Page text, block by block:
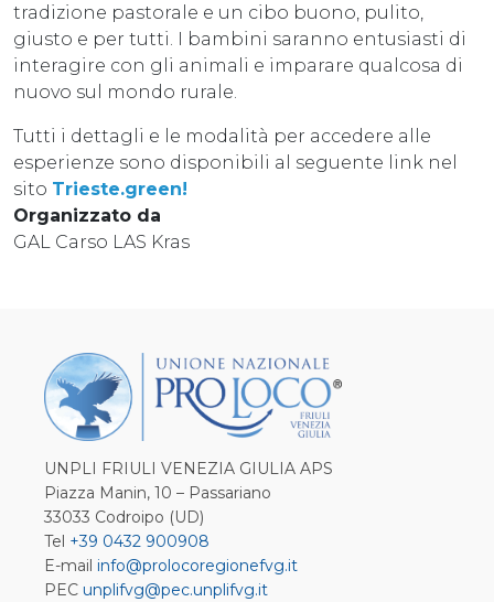
tradizione pastorale e un cibo buono, pulito,
giusto e per tutti. I bambini saranno entusiasti di
interagire con gli animali e imparare qualcosa di
nuovo sul mondo rurale.
Tutti i dettagli e le modalità per accedere alle
esperienze sono disponibili al seguente link nel
sito Trieste.green!
Organizzato da
GAL Carso LAS Kras
UNPLI FRIULI VENEZIA GIULIA APS
Piazza Manin, 10 – Passariano
33033 Codroipo (UD)
Tel +39 0432 900908
E-mail info@prolocoregionefvg.it
PEC unplifvg@pec.unplifvg.it